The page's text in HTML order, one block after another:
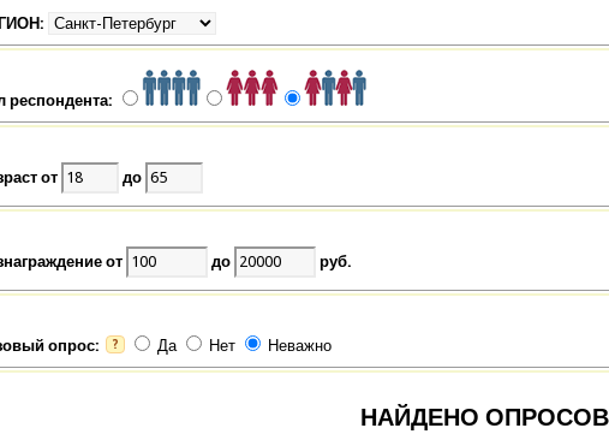
респондента:
от до
от до руб.
опрос: ? Да Нет Неважно
НАЙДЕНО